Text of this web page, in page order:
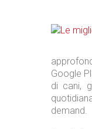
Google
di cani,
demand.